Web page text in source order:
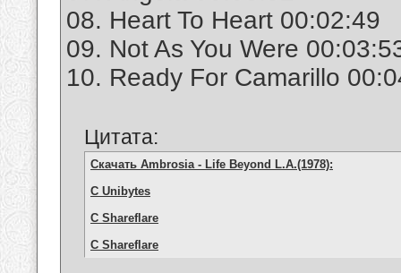
08. Heart To Heart 00:02:49
09. Not As You Were
10. Ready For Camarillo
Цитата:
Скачать Ambrosia - Life Beyond L.A.(1978):
С Unibytes
С Shareflare
С Shareflare